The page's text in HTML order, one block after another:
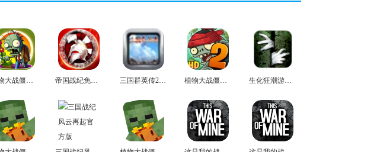
植物大战僵尸塔防版 帝国战纪免费版 三国群英传2免费版 植物大战僵尸2手机最新版 生化狂潮游戏最新版